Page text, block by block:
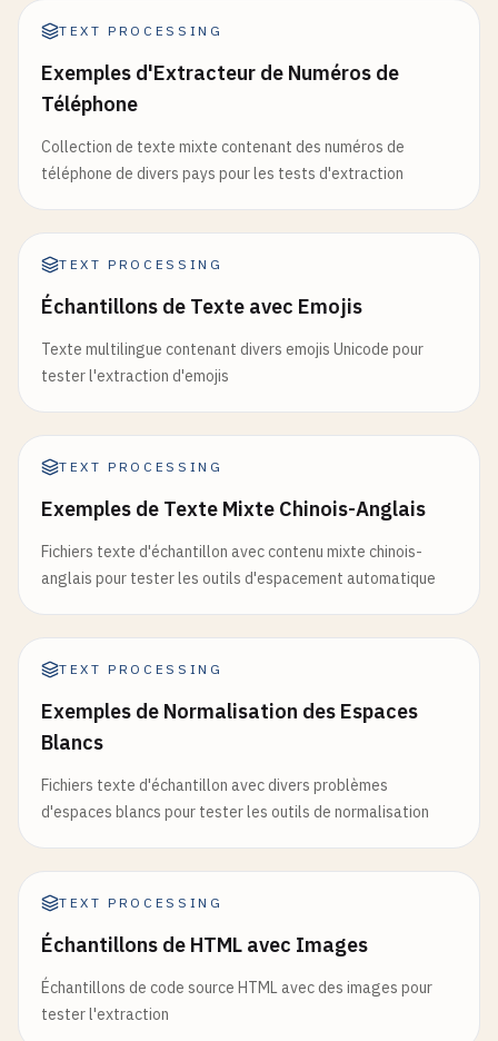
TEXT PROCESSING
Exemples d'Extracteur de Numéros de
Téléphone
Collection de texte mixte contenant des numéros de
téléphone de divers pays pour les tests d'extraction
TEXT PROCESSING
Échantillons de Texte avec Emojis
Texte multilingue contenant divers emojis Unicode pour
tester l'extraction d'emojis
TEXT PROCESSING
Exemples de Texte Mixte Chinois-Anglais
Fichiers texte d'échantillon avec contenu mixte chinois-
anglais pour tester les outils d'espacement automatique
TEXT PROCESSING
Exemples de Normalisation des Espaces
Blancs
Fichiers texte d'échantillon avec divers problèmes
d'espaces blancs pour tester les outils de normalisation
TEXT PROCESSING
Échantillons de HTML avec Images
Échantillons de code source HTML avec des images pour
tester l'extraction